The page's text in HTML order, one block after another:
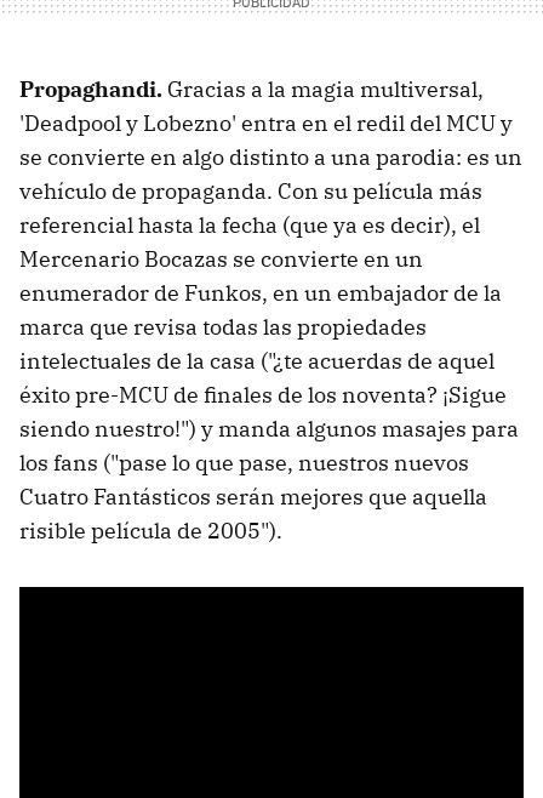
Propaghandi. Gracias a la magia multiversal,
'Deadpool y Lobezno' entra en el redil del MCU y
se convierte en algo distinto a una parodia: es un
vehículo de propaganda. Con su película más
referencial hasta la fecha (que ya es decir), el
Mercenario Bocazas se convierte en un
enumerador de Funkos, en un embajador de la
marca que revisa todas las propiedades
intelectuales de la casa ("¿te acuerdas de aquel
éxito pre-MCU de finales de los noventa? ¡Sigue
siendo nuestro!") y manda algunos masajes para
los fans ("pase lo que pase, nuestros nuevos
Cuatro Fantásticos serán mejores que aquella
risible película de 2005").